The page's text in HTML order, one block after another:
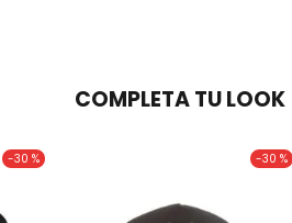
COMPLETA TU LOOK
-30 % -30 %